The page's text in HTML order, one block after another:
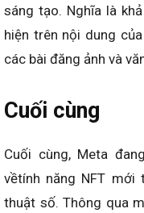
sáng tạo. Nghĩa là
hiện trên nội dung
các bài đăng ảnh và
Cuối cùng
Cuối cùng, Meta
vềtính năng NFT mới
thuật số. Thông qua